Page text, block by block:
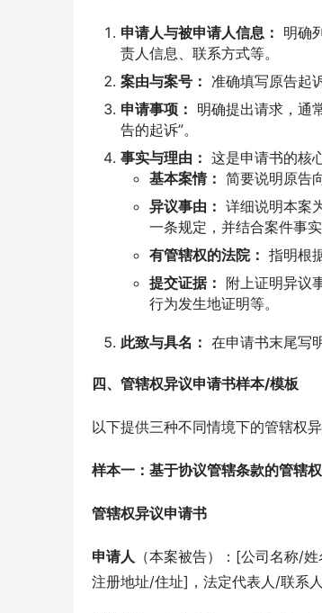
申请人与被申请人信息： 明确
责人信息、联系方式等。
案由与案号： 准确填写原告起
申请事项： 明确提出请求，通
告的起诉”。
事实与理由： 这是申请书的核
基本案情： 简要说明原告
异议事由： 详细说明本案
一条规定，并结合案件事实
有管辖权的法院： 指明根
提交证据： 附上证明异议
行为发生地证明等。
此致与具名： 在申请书末尾写
四、管辖权异议申请书样本/模板
以下提供三种不同情境下的管辖权
样本一：基于协议管辖条款的管辖
管辖权异议申请书
申请人 （本案被告）：[公司名称/
注册地址/住址]，法定代表人/联系